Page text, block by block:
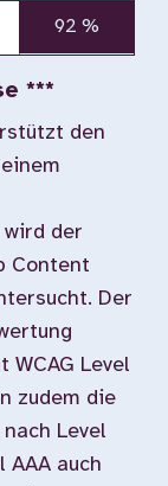
92 %
***
den
der
Content
Der
Level
zudem die
Level
AAA auch